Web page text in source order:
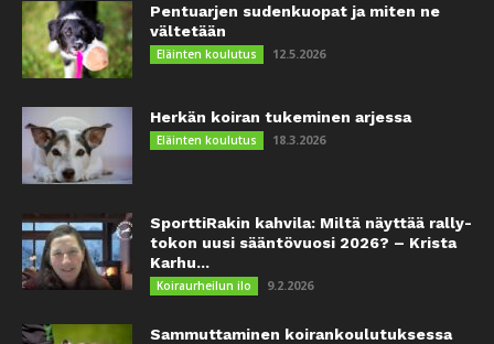
Pentuarjen sudenkuopat ja miten ne
vältetään
Eläinten koulutus 12.5.2026
Herkän koiran tukeminen arjessa
Eläinten koulutus 18.3.2026
SporttiRakin kahvila: Miltä näyttää rally-
tokon uusi sääntövuosi 2026? – Krista
Karhu...
Koiraurheilun ilo 9.2.2026
Sammuttaminen koirankoulutuksessa